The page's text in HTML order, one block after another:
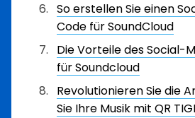
So erstellen Sie einen
Code für SoundCloud
Die Vorteile des Social-
für Soundcloud
Revolutionieren Sie die
Sie Ihre Musik mit QR